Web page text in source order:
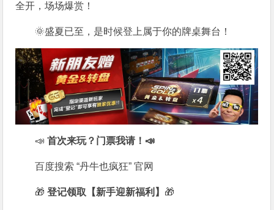
全开，场场爆赏！
🌞盛夏已至，是时候登上属于你的牌桌舞台！
📣首次来玩？门票我请！📣
百度搜索 “丹牛也疯狂” 官网
🎁 登记领取【新手迎新福利】 🎁